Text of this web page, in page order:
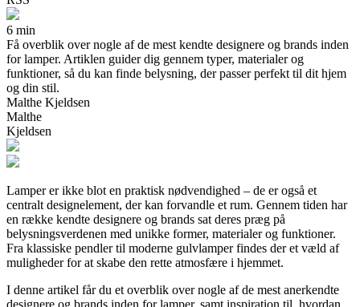
6 min
Få overblik over nogle af de mest kendte designere og brands inden
for lamper. Artiklen guider dig gennem typer, materialer og
funktioner, så du kan finde belysning, der passer perfekt til dit hjem
og din stil.
Malthe Kjeldsen
Malthe
Kjeldsen
Lamper er ikke blot en praktisk nødvendighed – de er også et
centralt designelement, der kan forvandle et rum. Gennem tiden har
en række kendte designere og brands sat deres præg på
belysningsverdenen med unikke former, materialer og funktioner.
Fra klassiske pendler til moderne gulvlamper findes der et væld af
muligheder for at skabe den rette atmosfære i hjemmet.
I denne artikel får du et overblik over nogle af de mest anerkendte
designere og brands inden for lamper, samt inspiration til, hvordan